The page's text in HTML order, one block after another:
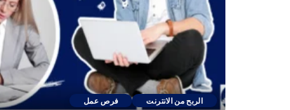
الربح من الانترنت فرص عمل